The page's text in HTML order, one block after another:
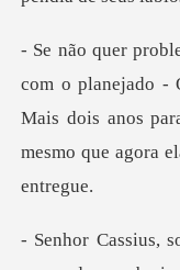
Mais dois anos